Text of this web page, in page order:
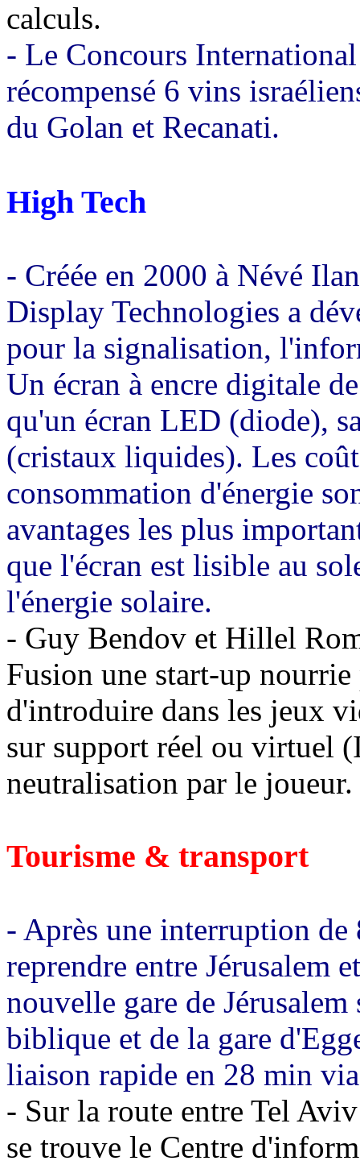
calculs.
- Le Concours
récompensé 6 vins
du Golan et Recanati.
High Tech
- Créée en 2000 à Névé
Display Technologies a
pour la signalisation,
Un écran à encre digitale
qu'un écran LED (diode),
(cristaux liquides). Les
consommation d'énergie
avantages les plus
que l'écran est lisible au
l'énergie solaire.
- Guy Bendov et Hillel
Fusion une start-up
d'introduire dans les jeux
sur support réel ou virtuel
neutralisation par le joueur.
Tourisme & transport
- Après une interruption
reprendre entre Jérusalem
nouvelle gare de
biblique et de la gare
liaison rapide en 28 min
- Sur la route entre Tel
se trouve le Centre